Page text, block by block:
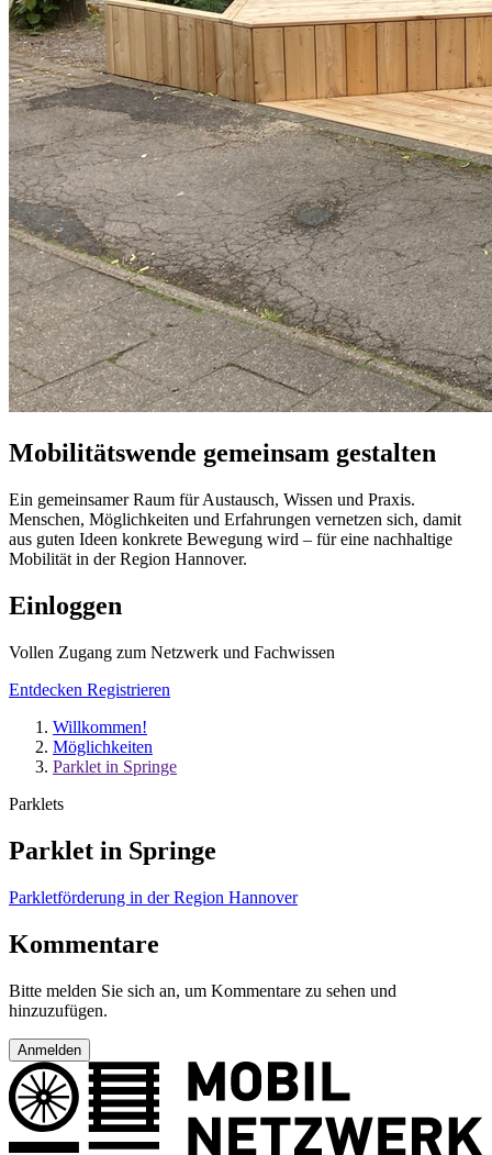
Mobilitätswende gemeinsam gestalten
Ein gemeinsamer Raum für Austausch, Wissen und Praxis.
Menschen, Möglichkeiten und Erfahrungen vernetzen sich, damit
aus guten Ideen konkrete Bewegung wird – für eine nachhaltige
Mobilität in der Region Hannover.
Einloggen
Vollen Zugang zum Netzwerk und Fachwissen
Entdecken Registrieren
Willkommen!
Möglichkeiten
Parklet in Springe
Parklets
Parklet in Springe
Parkletförderung in der Region Hannover
Kommentare
Bitte melden Sie sich an, um Kommentare zu sehen und
hinzuzufügen.
Anmelden